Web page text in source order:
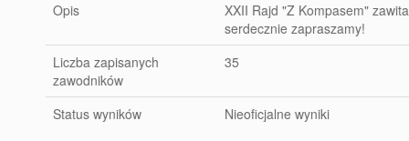
Opis
XXII Rajd "Z Kompasem"
serdecznie zapraszamy!
Liczba zapisanych
zawodników
35
Status wyników Nieoficjalne wyniki